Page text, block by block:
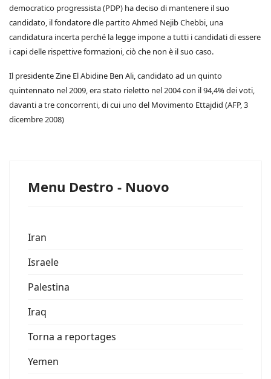
democratico progressista (PDP) ha deciso di mantenere il suo
candidato, il fondatore dle partito Ahmed Nejib Chebbi, una
candidatura incerta perché la legge impone a tutti i candidati di essere
i capi delle rispettive formazioni, ciò che non è il suo caso.
Il presidente Zine El Abidine Ben Ali, candidato ad un quinto
quintennato nel 2009, era stato rieletto nel 2004 con il 94,4% dei voti,
davanti a tre concorrenti, di cui uno del Movimento Ettajdid (AFP, 3
dicembre 2008)
Menu Destro - Nuovo
Iran
Israele
Palestina
Iraq
Torna a reportages
Yemen